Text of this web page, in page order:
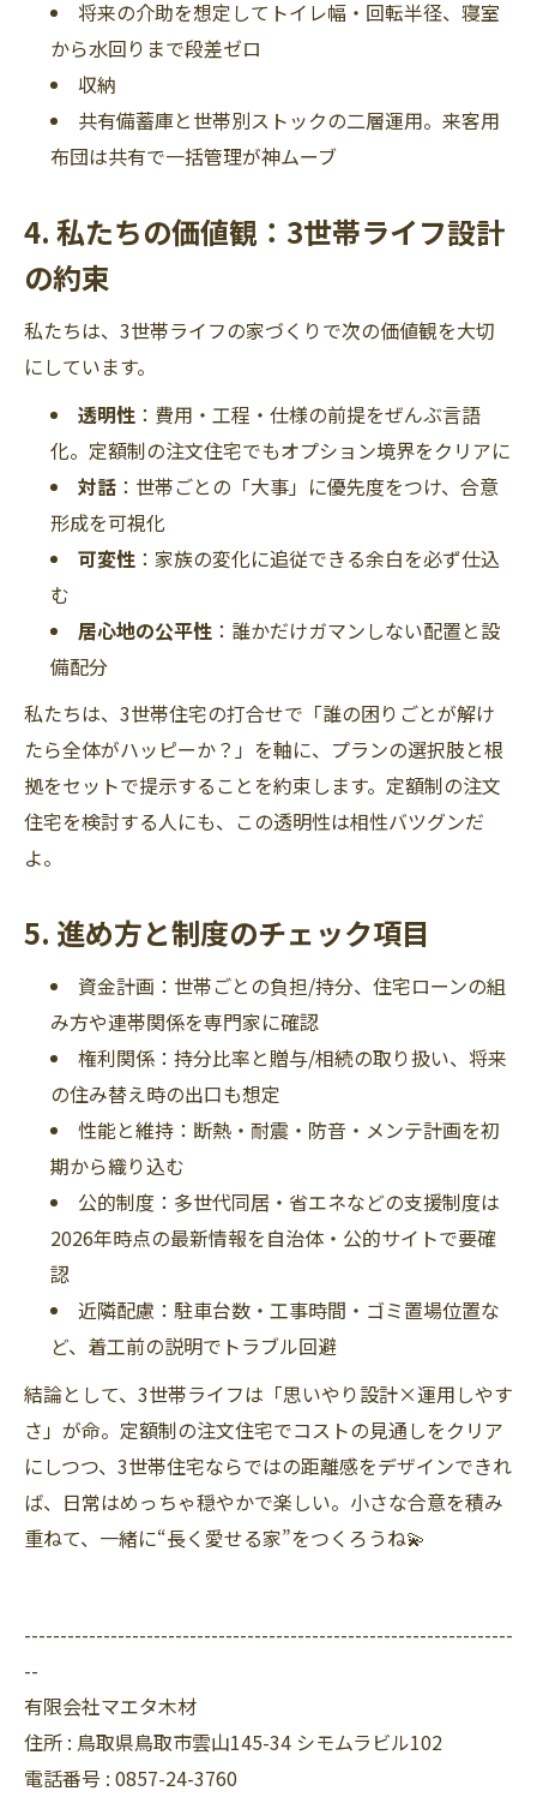
将来の介助を想定してトイレ幅・回転半径、寝室
から水回りまで段差ゼロ
収納
共有備蓄庫と世帯別ストックの二層運用。来客用
布団は共有で一括管理が神ムーブ
4. 私たちの価値観：3世帯ライフ設計
の約束
私たちは、3世帯ライフの家づくりで次の価値観を大切
にしています。
透明性 ：費用・工程・仕様の前提をぜんぶ言語
化。定額制の注文住宅でもオプション境界をクリアに
対話 ：世帯ごとの「大事」に優先度をつけ、合意
形成を可視化
可変性 ：家族の変化に追従できる余白を必ず仕込
む
居心地の公平性 ：誰かだけガマンしない配置と設
備配分
私たちは、3世帯住宅の打合せで「誰の困りごとが解け
たら全体がハッピーか？」を軸に、プランの選択肢と根
拠をセットで提示することを約束します。定額制の注文
住宅を検討する人にも、この透明性は相性バツグンだ
よ。
5. 進め方と制度のチェック項目
資金計画：世帯ごとの負担/持分、住宅ローンの組
み方や連帯関係を専門家に確認
権利関係：持分比率と贈与/相続の取り扱い、将来
の住み替え時の出口も想定
性能と維持：断熱・耐震・防音・メンテ計画を初
期から織り込む
公的制度：多世代同居・省エネなどの支援制度は
2026年時点の最新情報を自治体・公的サイトで要確
認
近隣配慮：駐車台数・工事時間・ゴミ置場位置な
ど、着工前の説明でトラブル回避
結論として、3世帯ライフは「思いやり設計×運用しやす
さ」が命。定額制の注文住宅でコストの見通しをクリア
にしつつ、3世帯住宅ならではの距離感をデザインできれ
ば、日常はめっちゃ穏やかで楽しい。小さな合意を積み
重ねて、一緒に“長く愛せる家”をつくろうね💫
--------------------------------------------------------------------
--
有限会社マエタ木材
住所 : 鳥取県鳥取市雲山145-34 シモムラビル102
電話番号 : 0857-24-3760